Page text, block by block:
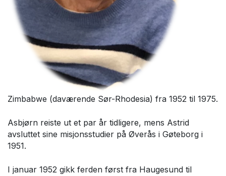
Zimbabwe (daværende Sør-Rhodesia) fra 1952 til 1975.
Asbjørn reiste ut et par år tidligere, mens Astrid
avsluttet sine misjonsstudier på Øverås i Gøteborg i
1951.
I januar 1952 gikk ferden først fra Haugesund til